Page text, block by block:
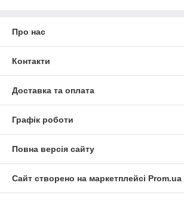
Про нас
Контакти
Доставка та оплата
Графік роботи
Повна версія сайту
Сайт створено на маркетплейсі Prom.ua